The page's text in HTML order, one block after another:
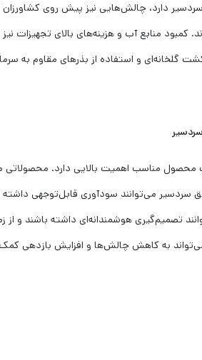
دارد، چالش‌هایی نیز پیش روی
منابع آب و هزینه‌های بالای تجهیزات
گلخانه‌ای و استفاده از بذرهای مقاوم به
مناسب اهمیت بالایی دارد. محصولاتی
سردسیر می‌توانند سودآوری قابل‌توجهی داشته
تصمیم‌گیری هوشمندانه‌ای داشته باشند و از
به کاهش چالش‌ها و افزایش بازدهی